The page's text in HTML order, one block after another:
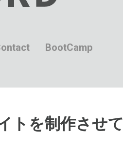
BootCamp
トを制作させて